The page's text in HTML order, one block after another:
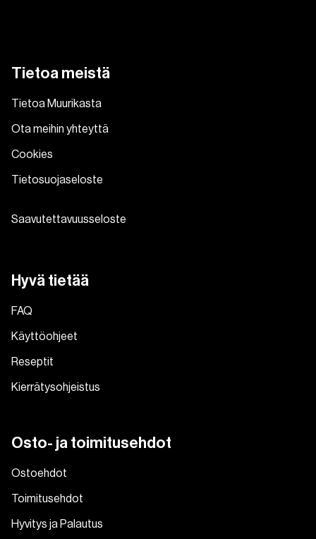
Tietoa meistä
Tietoa Muurikasta
Ota meihin yhteyttä
Cookies
Tietosuojaseloste
Saavutettavuusseloste
Hyvä tietää
FAQ
Käyttöohjeet
Reseptit
Kierrätysohjeistus
Osto- ja toimitusehdot
Ostoehdot
Toimitusehdot
Hyvitys ja Palautus